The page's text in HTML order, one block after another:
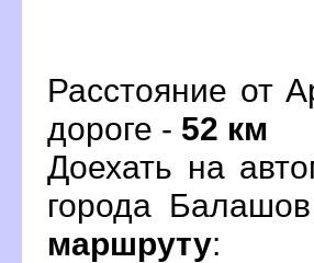
Расстояние от
дороге - 52 км
Доехать на
орода
маршруту: